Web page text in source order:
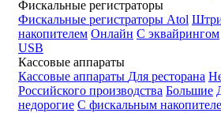
Фискальные регистраторы
Фискальные регистраторы Atol
накопителем Онлайн С эквайрингом
USB
Кассовые аппараты
Кассовые аппараты Для ресторана
Российского производства Большие
недорогие С фискальным